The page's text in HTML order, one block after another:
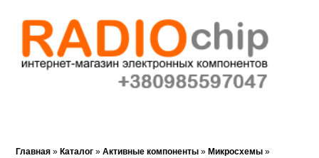
Главная »Каталог »Активные компоненты »Микросхемы »